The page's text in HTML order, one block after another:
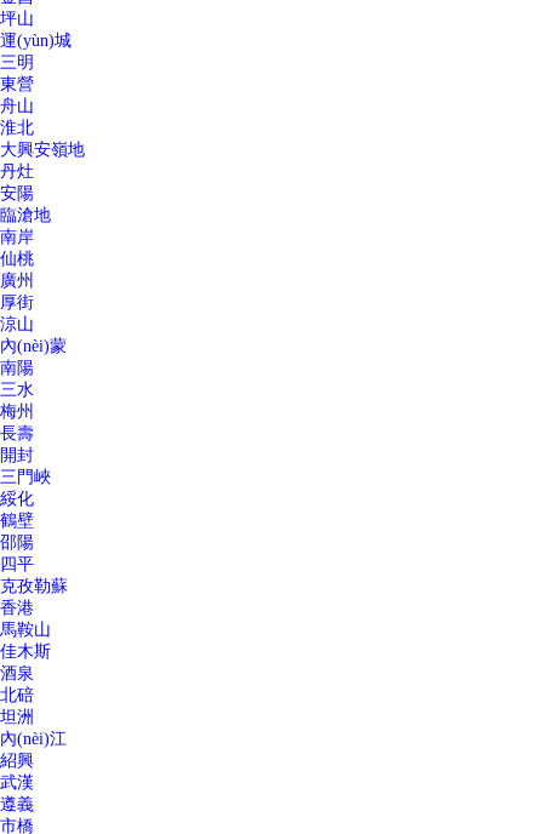
坪山
運(yùn)城
三明
東營
舟山
淮北
大興安嶺地
丹灶
安陽
臨滄地
南岸
仙桃
廣州
厚街
涼山
內(nèi)蒙
南陽
三水
梅州
長壽
開封
三門峽
綏化
鶴壁
邵陽
四平
克孜勒蘇
香港
馬鞍山
佳木斯
酒泉
北碚
坦洲
內(nèi)江
紹興
武漢
遵義
市橋